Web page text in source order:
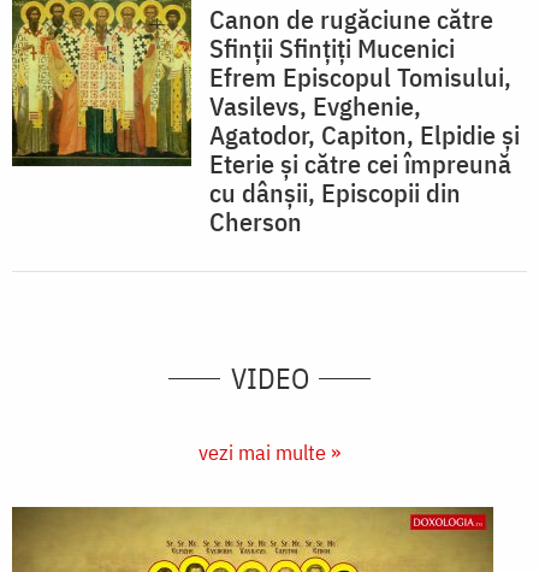
Canon de rugăciune către
Sfinţii Sfinţiţi Mucenici
Efrem Episcopul Tomisului,
Vasilevs, Evghenie,
Agatodor, Capiton, Elpidie şi
Eterie şi către cei împreună
cu dânşii, Episcopii din
Cherson
VIDEO
vezi mai multe »